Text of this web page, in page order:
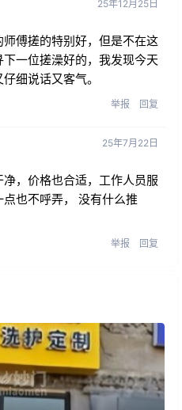
25年12月25日
傅搓的特别好，但是不在这
一位搓澡好的，我发现今天
细说话又客气。
举报 回复
25年7月22日
，价格也合适，工作人员服
也不呼弄， 没有什么推
举报 回复